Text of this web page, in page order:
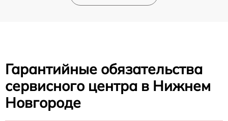
Гарантийные обязательства
сервисного центра в Нижнем
Новгороде